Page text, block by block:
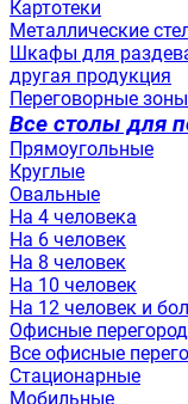
Картотеки
Металлические
Шкафы для
другая продукция
Переговорные зоны
Все столы для
Прямоугольные
Круглые
Овальные
На 4 человека
На 6 человек
На 8 человек
На 10 человек
На 12 человек и
Офисные
Все офисные
Стационарные
Мобильные